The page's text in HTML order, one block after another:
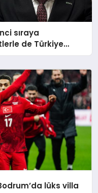
sıraya
de Türkiye
lüks villa